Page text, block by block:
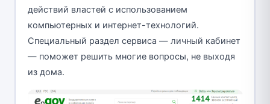
действий властей с использованием
компьютерных и интернет-технологий.
Специальный раздел сервиса — личный кабинет
— поможет решить многие вопросы, не выходя
из дома.